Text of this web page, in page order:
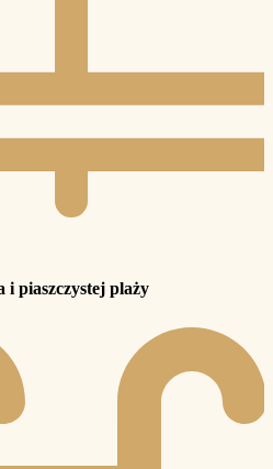
i piaszczystej plaży